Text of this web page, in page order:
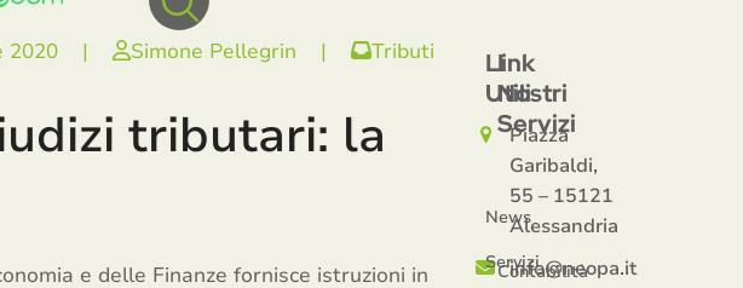
2020 | Simone Pellegrin | Tributi
tributari: la
e delle Finanze fornisce istruzioni in
Piazza
Garibaldi,
55 – 15121
Alessandria
info@neopa.it
Link
Utili
News
Servizi
I
Nostri
Servizi
Contabilità